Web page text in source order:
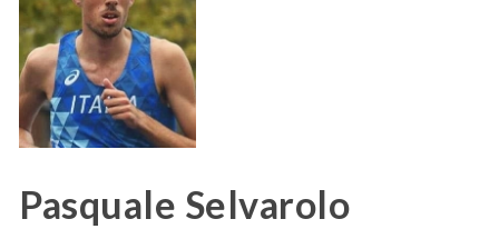
Pasquale Selvarolo